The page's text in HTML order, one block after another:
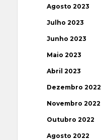
Agosto 2023
Julho 2023
Junho 2023
Maio 2023
Abril 2023
Dezembro 2022
Novembro 2022
Outubro 2022
Agosto 2022